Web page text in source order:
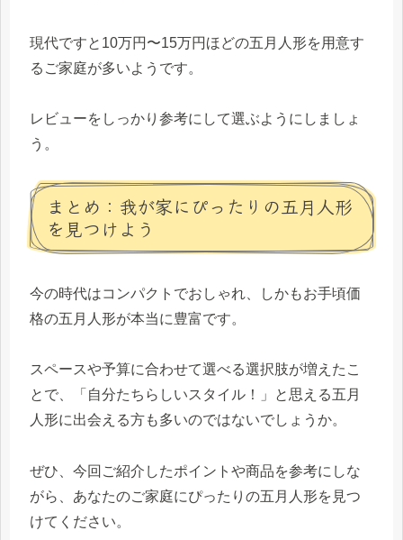
現代ですと10万円〜15万円ほどの五月人形を用意す
るご家庭が多いようです。
レビューをしっかり参考にして選ぶようにしましょ
う。
まとめ：我が家にぴったりの五月人形
を見つけよう
今の時代はコンパクトでおしゃれ、しかもお手頃価
格の五月人形が本当に豊富です。
スペースや予算に合わせて選べる選択肢が増えたこ
とで、「自分たちらしいスタイル！」と思える五月
人形に出会える方も多いのではないでしょうか。
ぜひ、今回ご紹介したポイントや商品を参考にしな
がら、あなたのご家庭にぴったりの五月人形を見つ
けてください。